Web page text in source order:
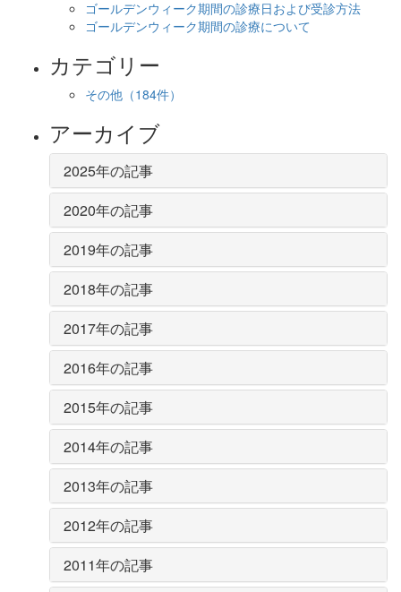
ゴールデンウィーク期間の診療日および受診方法
ゴールデンウィーク期間の診療について
カテゴリー
その他 （184件）
アーカイブ
2025年の記事
2020年の記事
2019年の記事
2018年の記事
2017年の記事
2016年の記事
2015年の記事
2014年の記事
2013年の記事
2012年の記事
2011年の記事